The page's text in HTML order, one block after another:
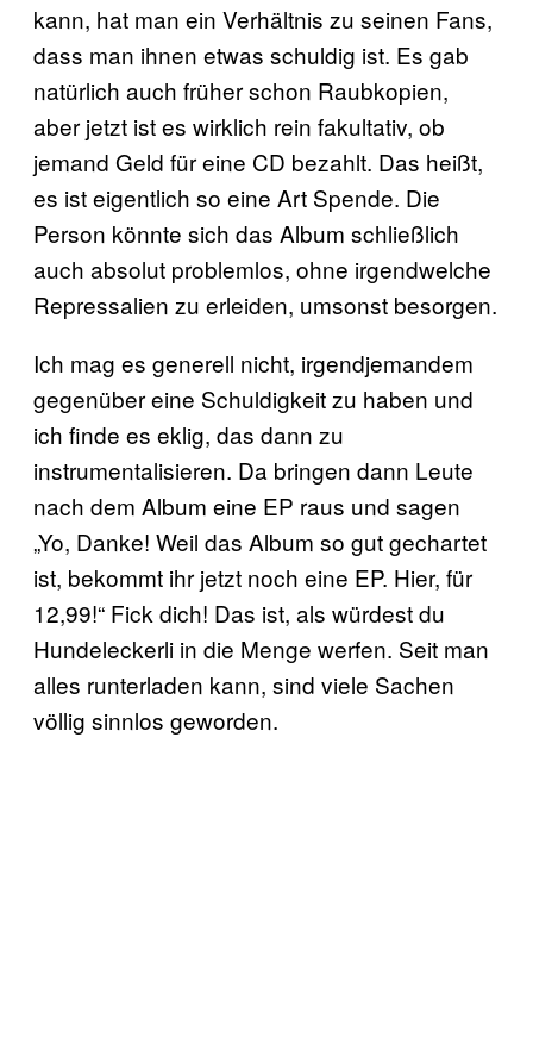
kann, hat man ein Verhältnis zu seinen Fans,
dass man ihnen etwas schuldig ist. Es gab
natürlich auch früher schon Raubkopien,
aber jetzt ist es wirklich rein fakultativ, ob
jemand Geld für eine CD bezahlt. Das heißt,
es ist eigentlich so eine Art Spende. Die
Person könnte sich das Album schließlich
auch absolut problemlos, ohne irgendwelche
Repressalien zu erleiden, umsonst besorgen.
Ich mag es generell nicht, irgendjemandem
gegenüber eine Schuldigkeit zu haben und
ich finde es eklig, das dann zu
instrumentalisieren. Da bringen dann Leute
nach dem Album eine EP raus und sagen
„Yo, Danke! Weil das Album so gut gechartet
ist, bekommt ihr jetzt noch eine EP. Hier, für
12,99!“ Fick dich! Das ist, als würdest du
Hundeleckerli in die Menge werfen. Seit man
alles runterladen kann, sind viele Sachen
völlig sinnlos geworden.